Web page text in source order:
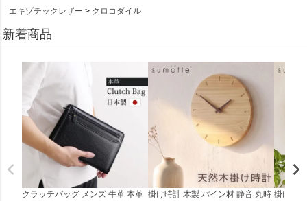
エキゾチックレザー
クロコダイル
新着商品
クラッチバッグ メンズ 牛革 本革 掛け時計 木製 パイン材 静音 丸時 掛け時